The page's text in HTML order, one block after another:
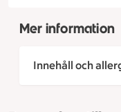
Mer information
Innehåll och